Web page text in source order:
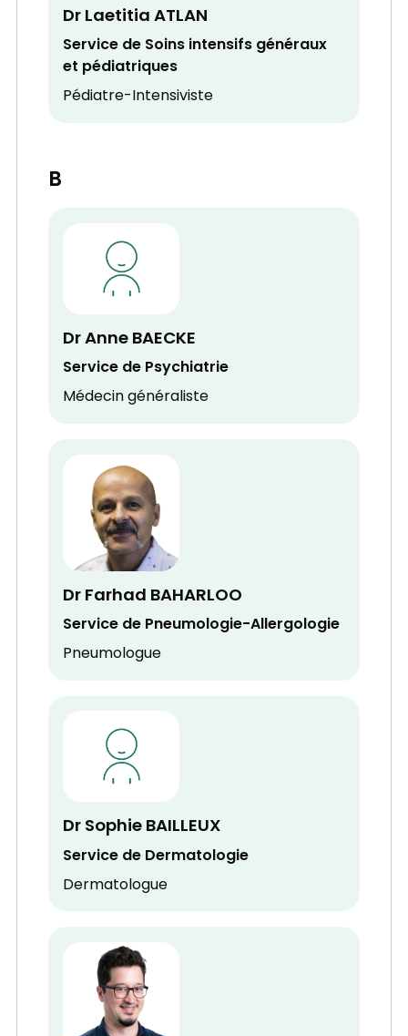
Dr Laetitia ATLAN
Service de Soins intensifs généraux
et pédiatriques
Pédiatre-Intensiviste
B
Dr Anne BAECKE
Service de Psychiatrie
Médecin généraliste
Dr Farhad BAHARLOO
Service de Pneumologie-Allergologie
Pneumologue
Dr Sophie BAILLEUX
Service de Dermatologie
Dermatologue